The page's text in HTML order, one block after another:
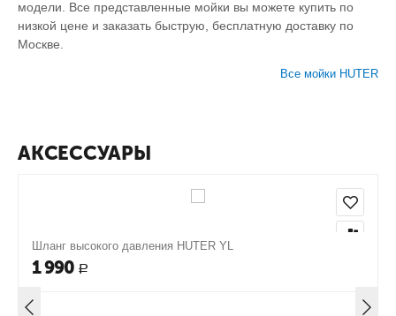
модели. Все представленные мойки вы можете купить по
низкой цене и заказать быструю, бесплатную доставку по
Москве.
Все мойки HUTER
АКСЕССУАРЫ
Шланг высокого давления HUTER YL
1 990 Р